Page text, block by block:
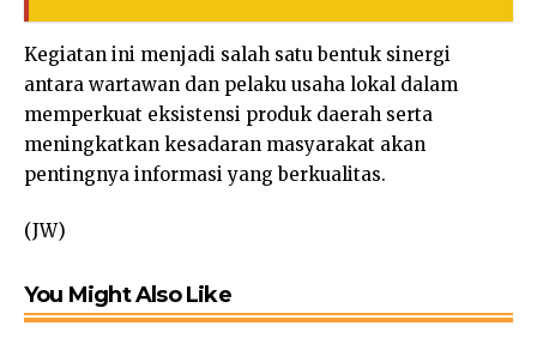
Kegiatan ini menjadi salah satu bentuk sinergi
antara wartawan dan pelaku usaha lokal dalam
memperkuat eksistensi produk daerah serta
meningkatkan kesadaran masyarakat akan
pentingnya informasi yang berkualitas.
(JW)
You Might Also Like